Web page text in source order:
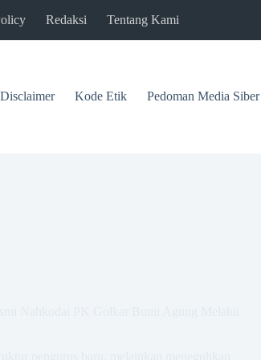
Redaksi Tentang Kami
Disclaimer Kode Etik Pedoman Media Siber